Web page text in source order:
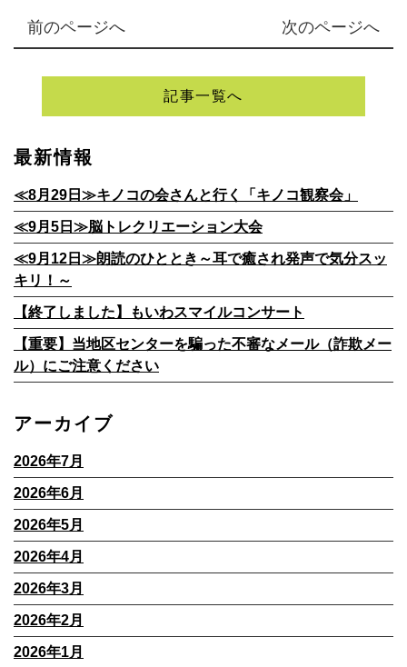
前のページへ 次のページへ
記事一覧へ
最新情報
≪8月29日≫キノコの会さんと行く「キノコ観察会」
≪9月5日≫脳トレクリエーション大会
≪9月12日≫朗読のひととき～耳で癒され発声で気分スッ
キリ！～
【終了しました】もいわスマイルコンサート
【重要】当地区センターを騙った不審なメール（詐欺メー
ル）にご注意ください
アーカイブ
2026年7月
2026年6月
2026年5月
2026年4月
2026年3月
2026年2月
2026年1月